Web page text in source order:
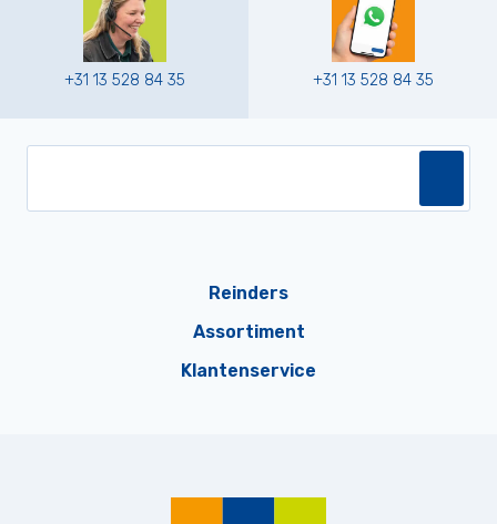
+31 13 528 84 35 +31 13 528 84 35
Reinders
Assortiment
Klantenservice